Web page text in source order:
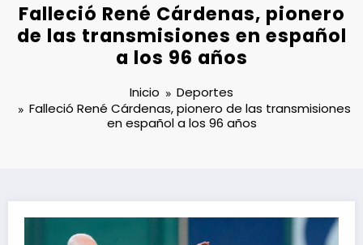
Falleció René Cárdenas, pionero
de las transmisiones en español
a los 96 años
Inicio
Deportes
Falleció René Cárdenas, pionero de las transmisiones
en español a los 96 años